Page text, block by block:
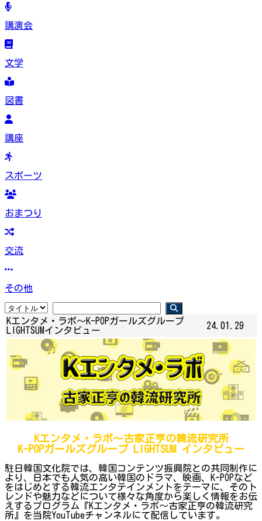
講演会
文学
図書
講座
スポーツ
おまつり
交流
その他
Kエンタメ・ラボ～K-POPガールズグループ
LIGHTSUMインタビュー
24.01.29
Kエンタメ・ラボ～古家正亨の韓流研究所
K-POPガールズグループ LIGHTSUM インタビュー
駐日韓国文化院では、韓国コンテンツ振興院との共同制作に
より、日本でも人気の高い韓国のドラマ、映画、K-POPなど
をはじめとする韓流エンタテインメントをテーマに、そのト
レンドや魅力などについて様々な角度から楽しく情報をお伝
えするプログラム『Kエンタメ・ラボ～古家正亨の韓流研究
所』を当院YouTubeチャンネルにて配信しています。